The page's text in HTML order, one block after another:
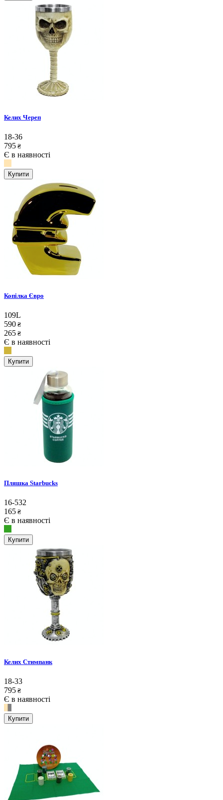
Келих Череп
18-36
795 ₴
Є в наявності
Купити
Копілка Євро
109L
590 ₴
265 ₴
Є в наявності
Купити
Пляшка Starbucks
16-532
165 ₴
Є в наявності
Купити
Келих Стимпанк
18-33
795 ₴
Є в наявності
Купити